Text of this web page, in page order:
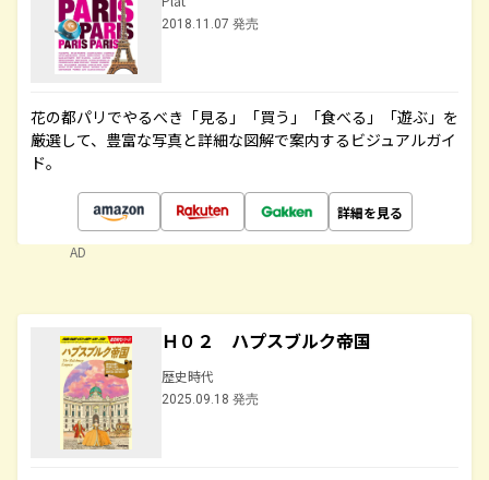
2018.11.07 発売
花の都パリでやるべき「見る」「買う」「食べる」「遊ぶ」を
厳選して、豊富な写真と詳細な図解で案内するビジュアルガイ
ド。
詳細を見る
AD
Ｈ０２ ハプスブルク帝国
歴史時代
2025.09.18 発売